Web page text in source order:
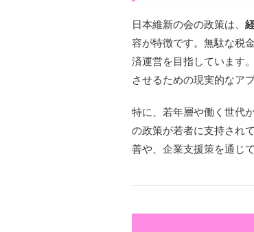
日本維新の会の政策は、
容が特徴です。無駄な税
済運営を目指しています
させるための現実的なア
特に、若年層や働く世代
の政策が若者に支持され
善や、企業支援策を通じ